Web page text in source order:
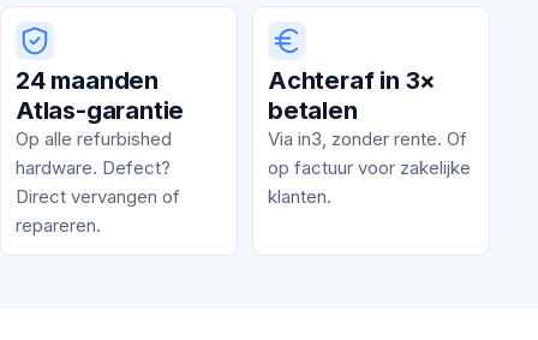
24 maanden
Atlas-garantie
Op alle refurbished
hardware. Defect?
Direct vervangen of
repareren.
Achteraf in 3×
betalen
Via in3, zonder rente. Of
op factuur voor zakelijke
klanten.